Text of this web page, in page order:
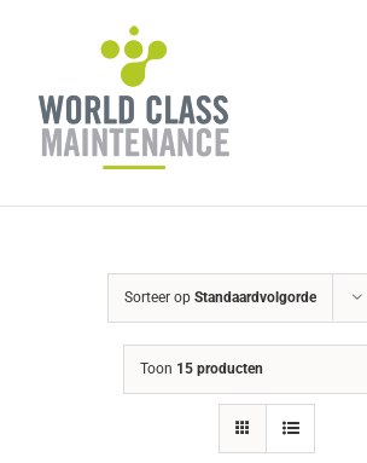
Sorteer op Standaardvolgorde
Toon 15 producten